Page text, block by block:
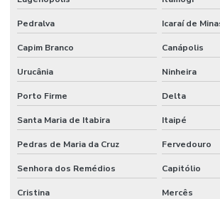
Pedralva Icaraí de
Capim Branco Canápolis
Urucânia Ninheira
Porto Firme Delta
Santa Maria de Itabira Itaipé
Pedras de Maria da Cruz Fervedouro
Senhora dos Remédios Capitólio
Cristina Mercês